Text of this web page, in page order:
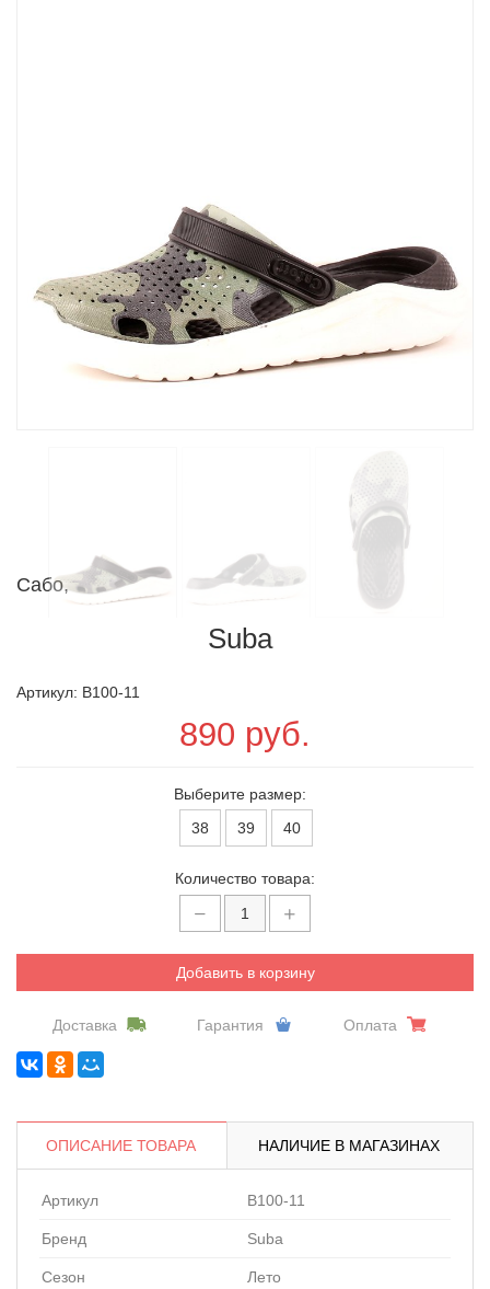
Сабо,
Suba
Артикул: B100-11
890 руб.
Выберите размер:
38
39 40
Количество товара:
Добавить в корзину
Доставка Гарантия Оплата
ОПИСАНИЕ ТОВАРА НАЛИЧИЕ В МАГАЗИНАХ
Артикул B100-11
Бренд Suba
Сезон Лето